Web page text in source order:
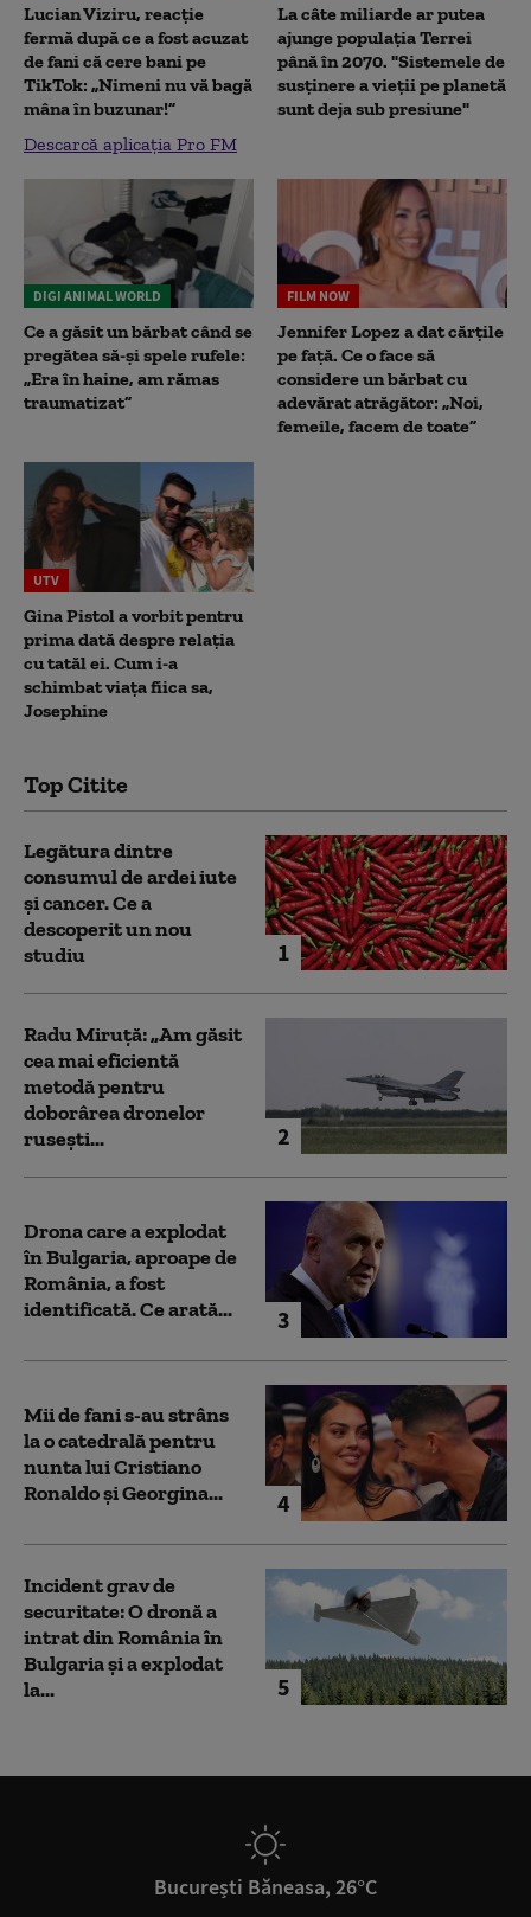
Lucian Viziru, reacție
fermă după ce a fost acuzat
de fani că cere bani pe
TikTok: „Nimeni nu vă bagă
mâna în buzunar!”
Descarcă aplicația Pro FM
La câte miliarde ar putea
ajunge populația Terrei
până în 2070. "Sistemele de
susținere a vieții pe planetă
sunt deja sub presiune"
DIGI ANIMAL WORLD
Ce a găsit un bărbat când se
pregătea să-și spele rufele:
„Era în haine, am rămas
traumatizat”
FILM NOW
Jennifer Lopez a dat cărțile
pe față. Ce o face să
considere un bărbat cu
adevărat atrăgător: „Noi,
femeile, facem de toate”
UTV
Gina Pistol a vorbit pentru
prima dată despre relația
cu tatăl ei. Cum i-a
schimbat viața fiica sa,
Josephine
Top Citite
1
Legătura dintre
consumul de ardei iute
și cancer. Ce a
descoperit un nou
studiu
2
Radu Miruță: „Am găsit
cea mai eficientă
metodă pentru
doborârea dronelor
rusești...
3
Drona care a explodat
în Bulgaria, aproape de
România, a fost
identificată. Ce arată...
4
Mii de fani s-au strâns
la o catedrală pentru
nunta lui Cristiano
Ronaldo şi Georgina...
5
Incident grav de
securitate: O dronă a
intrat din România în
Bulgaria şi a explodat
la...
București Băneasa, 26°C